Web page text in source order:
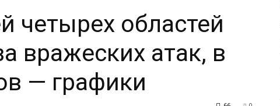
четырех областей
вражеских атак, в
— графики